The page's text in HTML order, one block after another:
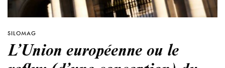
SILOMAG
L’Union européenne ou le